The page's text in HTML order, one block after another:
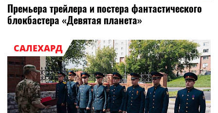
Премьера трейлера и постера фантастического
блокбастера «Девятая планета»
САЛЕХАРД